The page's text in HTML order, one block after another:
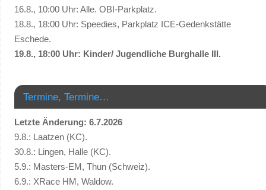
16.8., 10:00 Uhr: Alle. OBI-Parkplatz.
18.8., 18:00 Uhr: Speedies, Parkplatz ICE-Gedenkstätte
Eschede.
19.8., 18:00 Uhr: Kinder/ Jugendliche Burghalle III.
Termine, Termine…
Letzte Änderung: 6.7.2026
9.8.: Laatzen (KC).
30.8.: Lingen, Halle (KC).
5.9.: Masters-EM, Thun (Schweiz).
6.9.: XRace HM, Waldow.